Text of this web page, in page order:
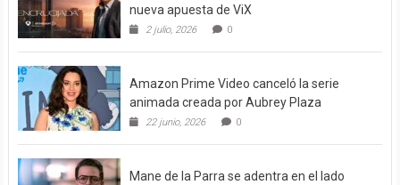
nueva apuesta de ViX
2 julio, 2026 0
Amazon Prime Video canceló la serie
animada creada por Aubrey Plaza
22 junio, 2026 0
Mane de la Parra se adentra en el lado